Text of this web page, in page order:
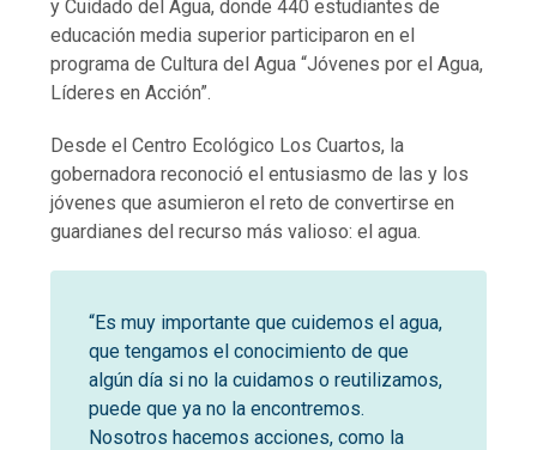
y Cuidado del Agua, donde 440 estudiantes de
educación media superior participaron en el
programa de Cultura del Agua “Jóvenes por el Agua,
Líderes en Acción”.
Desde el Centro Ecológico Los Cuartos, la
gobernadora reconoció el entusiasmo de las y los
jóvenes que asumieron el reto de convertirse en
guardianes del recurso más valioso: el agua.
“Es muy importante que cuidemos el agua,
que tengamos el conocimiento de que
algún día si no la cuidamos o reutilizamos,
puede que ya no la encontremos.
Nosotros hacemos acciones, como la